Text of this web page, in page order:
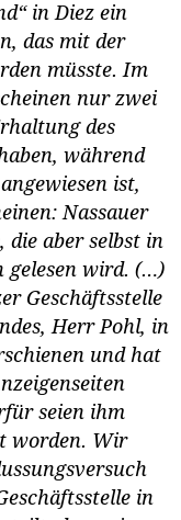
in Diez ein
das mit der
müsste. Im
nur zwei
des
während
ist,
Nassauer
die aber selbst in
gelesen wird. (…)
Geschäftsstelle
Herr Pohl, in
und hat
seien ihm
worden. Wir
in